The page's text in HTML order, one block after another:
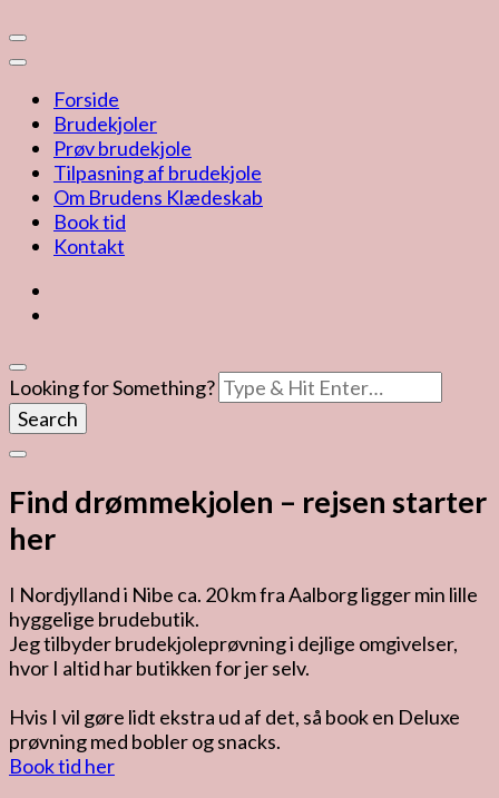
Forside
Brudekjoler
Prøv brudekjole
Tilpasning af brudekjole
Om Brudens Klædeskab
Book tid
Kontakt
Looking for Something?
Find drømmekjolen – rejsen starter
her
I Nordjylland i Nibe ca. 20 km fra Aalborg ligger min lille
hyggelige brudebutik.
Jeg tilbyder brudekjoleprøvning i dejlige omgivelser,
hvor I altid har butikken for jer selv.
Hvis I vil gøre lidt ekstra ud af det, så book en Deluxe
prøvning med bobler og snacks.
Book tid her